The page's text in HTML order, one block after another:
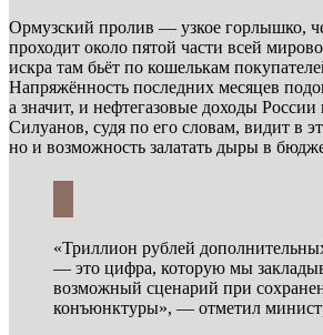
Ормузский пролив — узкое горлышко,
проходит около пятой части всей
искра там бьёт по кошелькам
Напряжённость последних месяцев
а значит, и нефтегазовые доходы
Силуанов, судя по его словам, видит в
но и возможность залатать дыры в
«Триллион рублей
— это цифра, которую мы
возможный сценарий при
конъюнктуры», — отметил